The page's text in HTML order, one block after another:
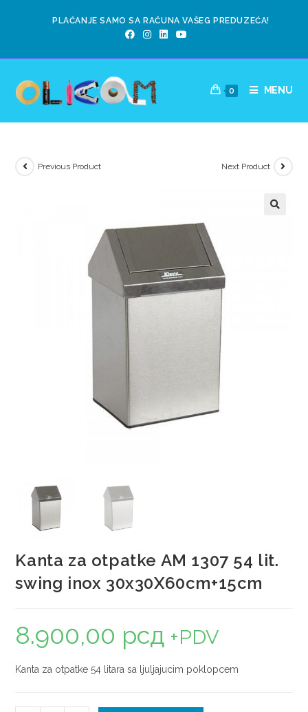
PLAĆANJE SAMO SA RAČUNA VAŠEG PREDUZEĆA!
0 MENU
Previous Product Next Product
Kanta za otpatke AM 1307 54 lit.
swing inox 30x30X60cm+15cm
8.900,00 рсд +PDV
Kanta za otpatke 54 litara sa ljuljajucim poklopcem